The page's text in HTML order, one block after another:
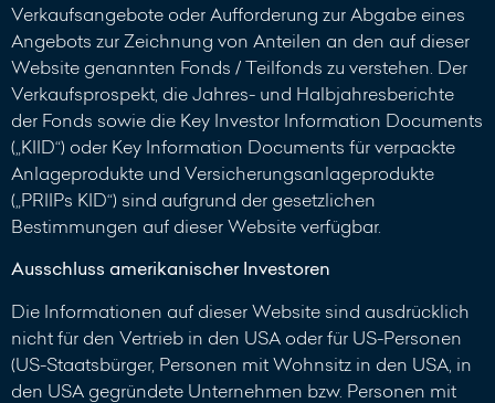
Verkaufsangebote oder Aufforderung zur Abgabe eines
Angebots zur Zeichnung von Anteilen an den auf dieser
Website genannten Fonds / Teilfonds zu verstehen. Der
Verkaufsprospekt, die Jahres- und Halbjahresberichte
der Fonds sowie die Key Investor Information Documents
(„KIID“) oder Key Information Documents für verpackte
Anlageprodukte und Versicherungsanlageprodukte
(„PRIIPs KID“) sind aufgrund der gesetzlichen
Bestimmungen auf dieser Website verfügbar.
Ausschluss amerikanischer Investoren
Die Informationen auf dieser Website sind ausdrücklich
nicht für den Vertrieb in den USA oder für US-Personen
(US-Staatsbürger, Personen mit Wohnsitz in den USA, in
den USA gegründete Unternehmen bzw. Personen mit